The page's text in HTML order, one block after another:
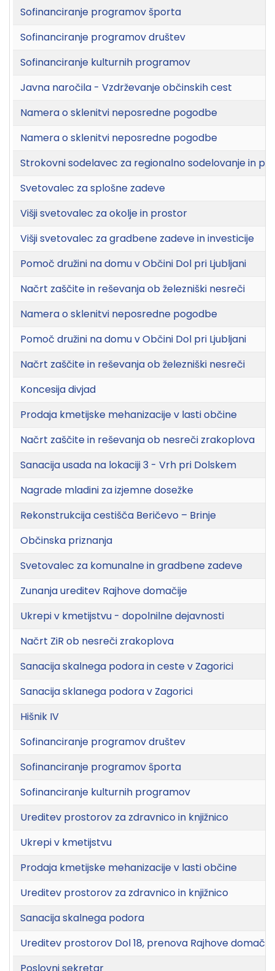
Sofinanciranje programov športa
Sofinanciranje programov društev
Sofinanciranje kulturnih programov
Javna naročila - Vzdrževanje občinskih cest
Namera o sklenitvi neposredne pogodbe
Namera o sklenitvi neposredne pogodbe
Strokovni sodelavec za regionalno sodelovanje in
Svetovalec za splošne zadeve
Višji svetovalec za okolje in prostor
Višji svetovalec za gradbene zadeve in investicije
Pomoč družini na domu v Občini Dol pri Ljubljani
Načrt zaščite in reševanja ob železniški nesreči
Namera o sklenitvi neposredne pogodbe
Pomoč družini na domu v Občini Dol pri Ljubljani
Načrt zaščite in reševanja ob železniški nesreči
Koncesija divjad
Prodaja kmetijske mehanizacije v lasti občine
Načrt zaščite in reševanja ob nesreči zrakoplova
Sanacija usada na lokaciji 3 - Vrh pri Dolskem
Nagrade mladini za izjemne dosežke
Rekonstrukcija cestišča Beričevo – Brinje
Občinska priznanja
Svetovalec za komunalne in gradbene zadeve
Zunanja ureditev Rajhove domačije
Ukrepi v kmetijstvu - dopolnilne dejavnosti
Načrt ZiR ob nesreči zrakoplova
Sanacija skalnega podora in ceste v Zagorici
Sanacija sklanega podora v Zagorici
Hišnik IV
Sofinanciranje programov društev
Sofinanciranje programov športa
Sofinanciranje kulturnih programov
Ureditev prostorov za zdravnico in knjižnico
Ukrepi v kmetijstvu
Prodaja kmetijske mehanizacije v lasti občine
Ureditev prostorov za zdravnico in knjižnico
Sanacija skalnega podora
Ureditev prostorov Dol 18, prenova Rajhove